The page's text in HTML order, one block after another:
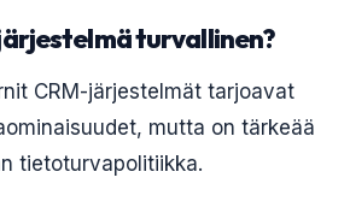
turvallinen?
CRM-järjestelmät tarjoavat
mutta on tärkeää
tietoturvapolitiikka.